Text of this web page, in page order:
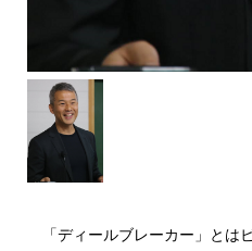
「ディールブレーカー」とは